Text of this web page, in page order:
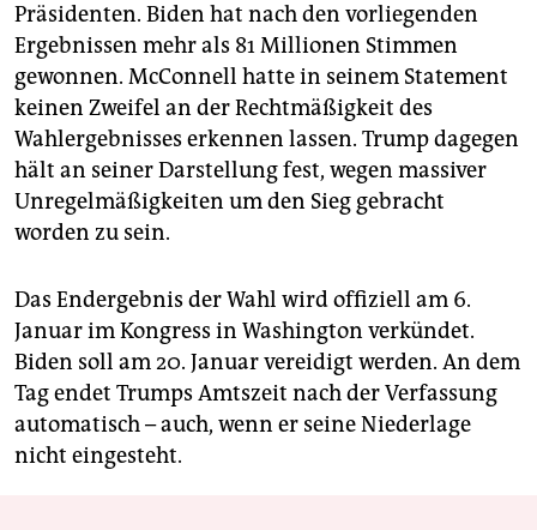
Präsidenten. Biden hat nach den vorliegenden
Ergebnissen mehr als 81 Millionen Stimmen
gewonnen. McConnell hatte in seinem Statement
keinen Zweifel an der Rechtmäßigkeit des
Wahlergebnisses erkennen lassen. Trump dagegen
hält an seiner Darstellung fest, wegen massiver
Unregelmäßigkeiten um den Sieg gebracht
worden zu sein.
Das Endergebnis der Wahl wird offiziell am 6.
Januar im Kongress in Washington verkündet.
Biden soll am 20. Januar vereidigt werden. An dem
Tag endet Trumps Amtszeit nach der Verfassung
automatisch – auch, wenn er seine Niederlage
nicht eingesteht.